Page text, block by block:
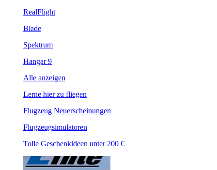
RealFlight
Blade
Spektrum
Hangar 9
Alle anzeigen
Lerne hier zu fliegen
Flugzeug Neuerscheinungen
Flugzeugsimulatoren
Tolle Geschenkideen unter 200 €